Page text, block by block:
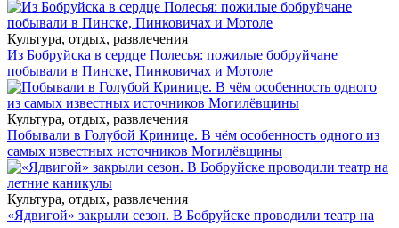
Культура, отдых, развлечения
Из Бобруйска в сердце Полесья: пожилые бобруйчане
побывали в Пинске, Пинковичах и Мотоле
Культура, отдых, развлечения
Побывали в Голубой Кринице. В чём особенность одного из
самых известных источников Могилёвщины
Культура, отдых, развлечения
«Ядвигой» закрыли сезон. В Бобруйске проводили театр на